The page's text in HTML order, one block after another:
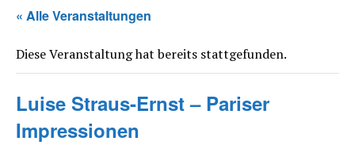
« Alle Veranstaltungen
Diese Veranstaltung hat bereits stattgefunden.
Luise Straus-Ernst – Pariser
Impressionen